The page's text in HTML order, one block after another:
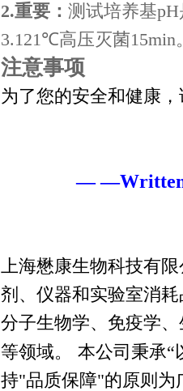
2.重要： 测试培养基pH
3.121℃高压灭菌15min
注意事项
为了您的安全和健康
— —Written/
上海懋康生物科技有
剂、仪器和实验室消
分子生物学、免疫学
等领域。
本公司秉承“
持"品质保障"的原则为